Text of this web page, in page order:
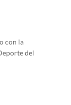
con la
del